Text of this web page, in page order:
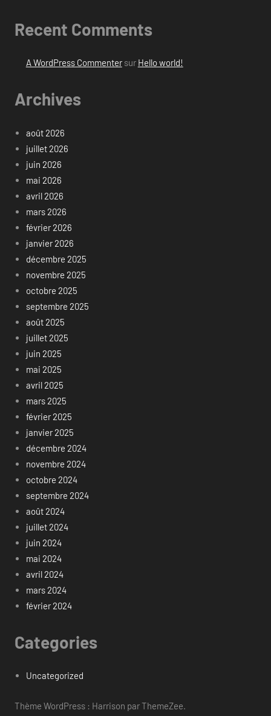
Recent Comments
A WordPress Commentersur Hello world!
Archives
août 2026
juillet 2026
juin 2026
mai 2026
avril 2026
mars 2026
février 2026
janvier 2026
décembre 2025
novembre 2025
octobre 2025
septembre 2025
août 2025
juillet 2025
juin 2025
mai 2025
avril 2025
mars 2025
février 2025
janvier 2025
décembre 2024
novembre 2024
octobre 2024
septembre 2024
août 2024
juillet 2024
juin 2024
mai 2024
avril 2024
mars 2024
février 2024
Categories
Uncategorized
Thème WordPress : Harrison par ThemeZee.